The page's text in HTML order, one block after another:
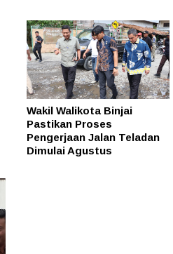
Wakil Walikota Binjai
Pastikan Proses
Pengerjaan Jalan Teladan
Dimulai Agustus